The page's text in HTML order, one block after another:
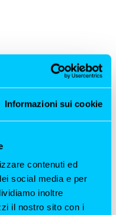
Informazioni sui cookie
contenuti ed
social media e per
inoltre
il nostro sito con i